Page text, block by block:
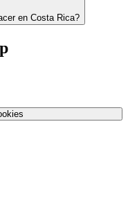
en Costa Rica?